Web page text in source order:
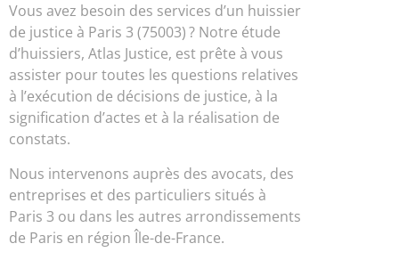
Vous avez besoin des services d’un huissier
de justice à Paris 3 (75003) ? Notre étude
d’huissiers, Atlas Justice, est prête à vous
assister pour toutes les questions relatives
à l’exécution de décisions de justice, à la
signification d’actes et à la réalisation de
constats.
Nous intervenons auprès des avocats, des
entreprises et des particuliers situés à
Paris 3 ou dans les autres arrondissements
de Paris en région Île-de-France.